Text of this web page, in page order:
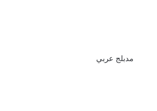
مدبلج عربي